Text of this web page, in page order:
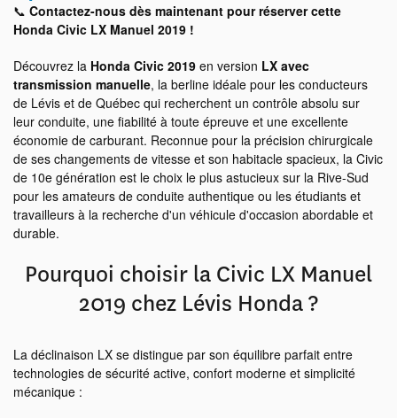
📞 Contactez-nous dès maintenant pour réserver cette
Honda Civic LX Manuel 2019 !
Découvrez la Honda Civic 2019 en version LX avec
transmission manuelle, la berline idéale pour les conducteurs
de Lévis et de Québec qui recherchent un contrôle absolu sur
leur conduite, une fiabilité à toute épreuve et une excellente
économie de carburant. Reconnue pour la précision chirurgicale
de ses changements de vitesse et son habitacle spacieux, la Civic
de 10e génération est le choix le plus astucieux sur la Rive-Sud
pour les amateurs de conduite authentique ou les étudiants et
travailleurs à la recherche d'un véhicule d'occasion abordable et
durable.
Pourquoi choisir la Civic LX Manuel
2019 chez Lévis Honda ?
La déclinaison LX se distingue par son équilibre parfait entre
technologies de sécurité active, confort moderne et simplicité
mécanique :